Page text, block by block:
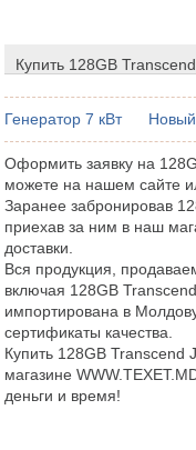
Купить 128GB
Генератор 7 кВт
Оформить заявку на
можете на нашем сайте
Заранее забронировав
приехав за ним в наш
доставки.
Вся продукция,
включая 128GB
импортирована в
сертификаты качества.
Купить 128GB Transcend
магазине
деньги и время!